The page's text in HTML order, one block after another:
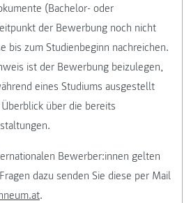
(Bachelor- oder
der Bewerbung noch nicht
bis zum Studienbeginn nachreichen.
ist der Bewerbung beizulegen,
eines Studiums ausgestellt
über die bereits
Bewerber:innen gelten
dazu senden Sie diese per Mail
.